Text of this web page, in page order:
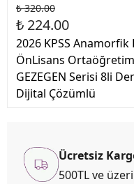
₺ 320.00
₺ 224.00
2026 KPSS Anamorfik
ÖnLisans Ortaöğretim
GEZEGEN Serisi 8li
Dijital Çözümlü
Ücretsiz
500TL ve